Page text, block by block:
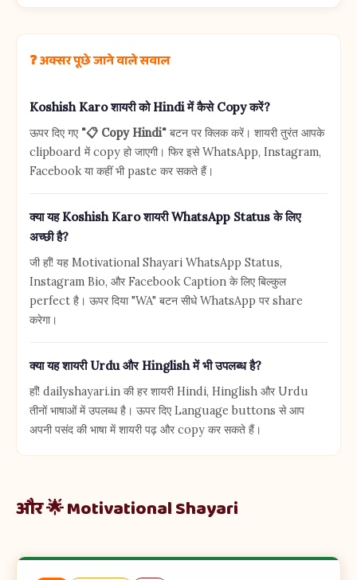
❓ अक्सर पूछे जाने वाले सवाल
Koshish Karo शायरी को Hindi में कैसे Copy करें?
ऊपर दिए गए "📋 Copy Hindi" बटन पर क्लिक करें। शायरी तुरंत आपके
clipboard में copy हो जाएगी। फिर इसे WhatsApp, Instagram,
Facebook या कहीं भी paste कर सकते हैं।
क्या यह Koshish Karo शायरी WhatsApp Status के लिए
अच्छी है?
जी हाँ! यह Motivational Shayari WhatsApp Status,
Instagram Bio, और Facebook Caption के लिए बिल्कुल
perfect है। ऊपर दिया "WA" बटन सीधे WhatsApp पर share
करेगा।
क्या यह शायरी Urdu और Hinglish में भी उपलब्ध है?
हाँ! dailyshayari.in की हर शायरी Hindi, Hinglish और Urdu
तीनों भाषाओं में उपलब्ध है। ऊपर दिए Language buttons से आप
अपनी पसंद की भाषा में शायरी पढ़ और copy कर सकते हैं।
और 🌟 Motivational Shayari